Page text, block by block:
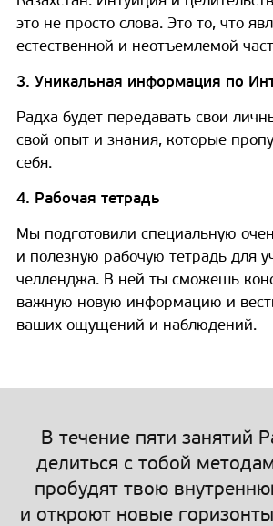
это не просто слова. Это то, что
естественной и неотъемлемой
3. Уникальная информация по
Радха будет передавать свои
свой опыт и знания, которые
себя.
4. Рабочая тетрадь
Мы подготовили специальную
и полезную рабочую тетрадь для
челленджа. В ней ты сможешь
важную новую информацию и
ваших ощущений и наблюдений.
В течение пяти занятий
делиться с тобой
пробудят твою
и откроют новые